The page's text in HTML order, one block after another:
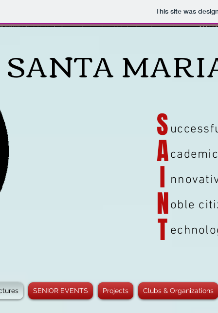
This site was
SANTA
oble
S
A
I
N
T
SENIOR EVENTS Projects Clubs & Organizations